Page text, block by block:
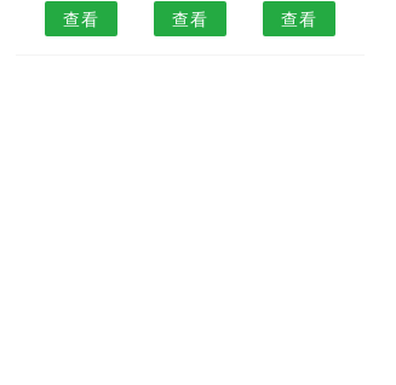
查看 查看 查看